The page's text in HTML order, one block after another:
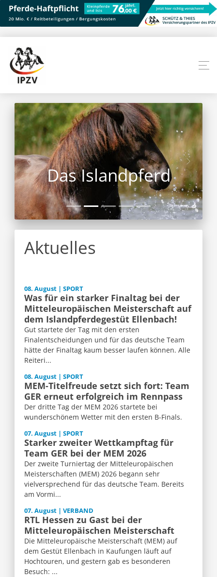
Das Islandpferd
Aktuelles
08. August | SPORT
Was für ein starker Finaltag bei der
Mitteleuropäischen Meisterschaft auf
dem Islandpferdegestüt Ellenbach!
Gut startete der Tag mit den ersten
Finalentscheidungen und für das deutsche Team
hätte der Finaltag kaum besser laufen können. Alle
Reiteri...
08. August | SPORT
MEM-Titelfreude setzt sich fort: Team
GER erneut erfolgreich im Rennpass
Der dritte Tag der MEM 2026 startete bei
wunderschönem Wetter mit den ersten B-Finals.
07. August | SPORT
Starker zweiter Wettkampftag für
Team GER bei der MEM 2026
Der zweite Turniertag der Mitteleuropäischen
Meisterschaften (MEM) 2026 begann sehr
vielversprechend für das deutsche Team. Bereits
am Vormi...
07. August | VERBAND
RTL Hessen zu Gast bei der
Mitteleuropäischen Meisterschaft
Die Mitteleuropäische Meisterschaft (MEM) auf
dem Gestüt Ellenbach in Kaufungen läuft auf
Hochtouren, und gestern gab es besonderen
Besuch: ...